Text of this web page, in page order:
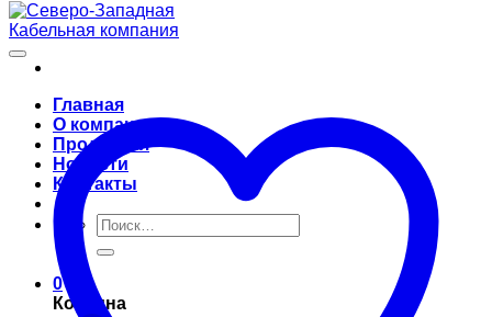
Главная
О компании
Продукция
Новости
Контакты
Искать:
0
Корзина